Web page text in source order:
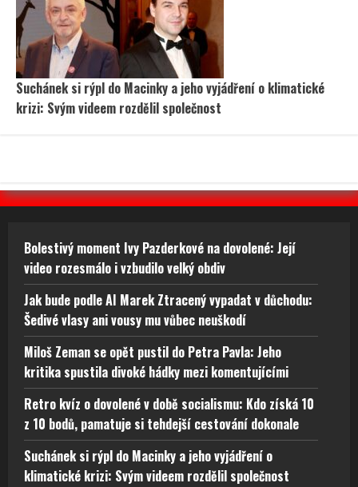
Suchánek si rýpl do Macinky a jeho vyjádření o klimatické
krizi: Svým videem rozdělil společnost
Bolestivý moment Ivy Pazderkové na dovolené: Její
video rozesmálo i vzbudilo velký obdiv
Jak bude podle AI Marek Ztracený vypadat v důchodu:
Šedivé vlasy ani vousy mu vůbec neuškodí
Miloš Zeman se opět pustil do Petra Pavla: Jeho
kritika spustila divoké hádky mezi komentujícími
Retro kvíz o dovolené v době socialismu: Kdo získá 10
z 10 bodů, pamatuje si tehdejší cestování dokonale
Suchánek si rýpl do Macinky a jeho vyjádření o
klimatické krizi: Svým videem rozdělil společnost